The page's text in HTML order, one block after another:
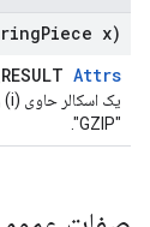
Piece x)
Attrs
"GZIP".